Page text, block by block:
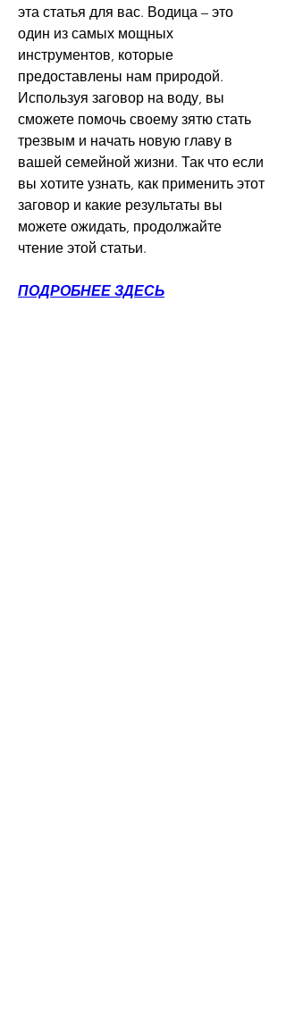
эта статья для вас. Водица – это
один из самых мощных
инструментов, которые
предоставлены нам природой.
Используя заговор на воду, вы
сможете помочь своему зятю стать
трезвым и начать новую главу в
вашей семейной жизни. Так что если
вы хотите узнать, как применить этот
заговор и какие результаты вы
можете ожидать, продолжайте
чтение этой статьи.
ПОДРОБНЕЕ ЗДЕСЬ